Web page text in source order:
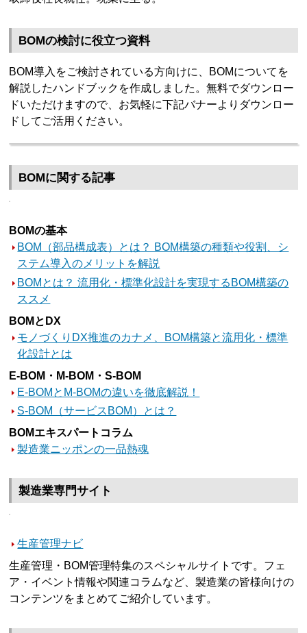
BOMの検討に役立つ資料
BOM導入をご検討されている方向けに、BOMについてを
解説したハンドブックを作成しました。無料でダウンロー
ドいただけますので、お気軽に下記バナーよりダウンロー
ドしてご活用ください。
BOMに関する記事
BOMの基本
BOM（部品構成表）とは？ BOM構築の種類や役割、シ
ステム導入のメリットを解説
BOMとは？ 流用化・標準化設計を実現するBOM構築の
ススメ
BOMとDX
モノづくりDX推進のカナメ、BOM構築と流用化・標準
化設計とは
E-BOM・M-BOM・S-BOM
E-BOMとM-BOMの違いを徹底解説！
S-BOM（サービスBOM）とは？
BOMエキスパートコラム
製造業ニッポンの一品熱魂
製造業専門サイト
生産管理ナビ
生産管理・BOM管理特集のスペシャルサイトです。フェ
ア・イベント情報や関連コラムなど、製造業の皆様向けの
コンテンツをまとめてご紹介しています。